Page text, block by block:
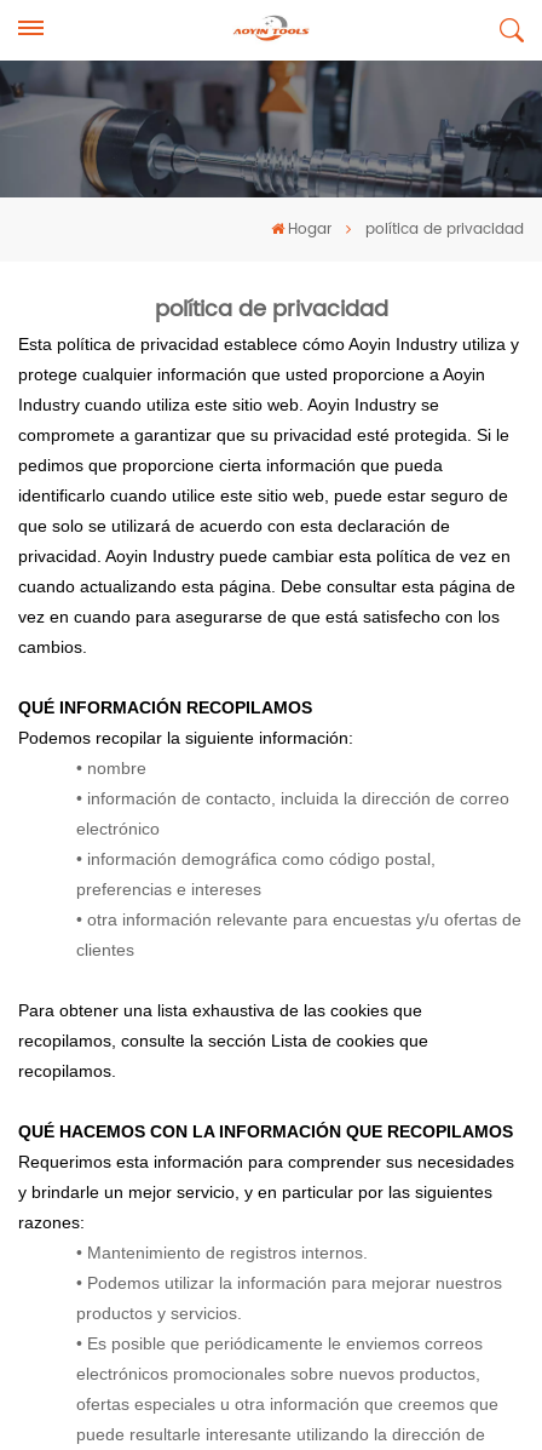
Hogar política de privacidad
política de privacidad
Esta política de privacidad establece cómo Aoyin Industry utiliza y
protege cualquier información que usted proporcione a Aoyin
Industry cuando utiliza este sitio web. Aoyin Industry se
compromete a garantizar que su privacidad esté protegida. Si le
pedimos que proporcione cierta información que pueda
identificarlo cuando utilice este sitio web, puede estar seguro de
que solo se utilizará de acuerdo con esta declaración de
privacidad. Aoyin Industry puede cambiar esta política de vez en
cuando actualizando esta página. Debe consultar esta página de
vez en cuando para asegurarse de que está satisfecho con los
cambios.
QUÉ INFORMACIÓN RECOPILAMOS
Podemos recopilar la siguiente información:
• nombre
• información de contacto, incluida la dirección de correo
electrónico
• información demográfica como código postal,
preferencias e intereses
• otra información relevante para encuestas y/u ofertas de
clientes
Para obtener una lista exhaustiva de las cookies que
recopilamos, consulte la sección Lista de cookies que
recopilamos.
QUÉ HACEMOS CON LA INFORMACIÓN QUE RECOPILAMOS
Requerimos esta información para comprender sus necesidades
y brindarle un mejor servicio, y en particular por las siguientes
razones:
• Mantenimiento de registros internos.
• Podemos utilizar la información para mejorar nuestros
productos y servicios.
• Es posible que periódicamente le enviemos correos
electrónicos promocionales sobre nuevos productos,
ofertas especiales u otra información que creemos que
puede resultarle interesante utilizando la dirección de